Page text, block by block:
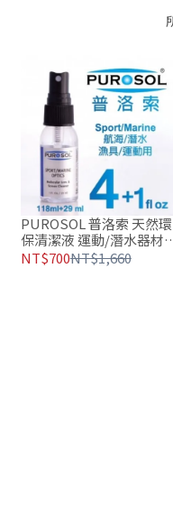
PUROSOL 普洛索 天然環
保清潔液 運動/潛水器材/
海洋 專用 4+1 oz
NT$700NT$1,660